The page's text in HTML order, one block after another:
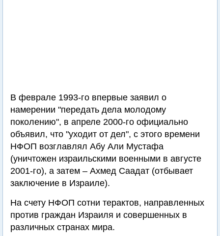
В феврале 1993-го впервые заявил о
намерении "передать дела молодому
поколению", в апреле 2000-го официально
объявил, что "уходит от дел", с этого времени
НФОП возглавлял Абу Али Мустафа
(уничтожен израильскими военными в августе
2001-го), а затем – Ахмед Саадат (отбывает
заключение в Израиле).
На счету НФОП сотни терактов, направленных
против граждан Израиля и совершенных в
различных странах мира.